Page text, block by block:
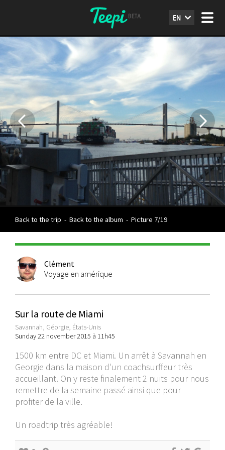
EN
Back to the trip - Back to the album - Picture 7/19
Clément
Voyage en amérique
Sur la route de Miami
Savannah, Géorgie, États-Unis
Sunday 22 november 2015 à 11h45
1500 km entre DC et Miami. Un arrêt à Savannah en
Georgie dans la maison d'un coachsurffeur très
accueillant. On y reste finalement 2 nuits pour nous
remettre de la semaine passé ainsi que pour
profiter de la ville.
Un roadtrip très agréable!